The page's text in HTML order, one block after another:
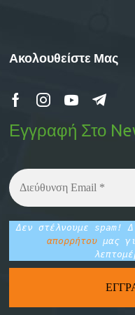
Ακολουθείστε Μας
Εγγραφή Στο
Δεν στέλνουμε spam!
απορρήτουμας